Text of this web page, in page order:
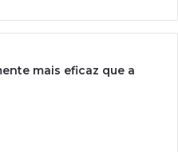
mais eficaz que a